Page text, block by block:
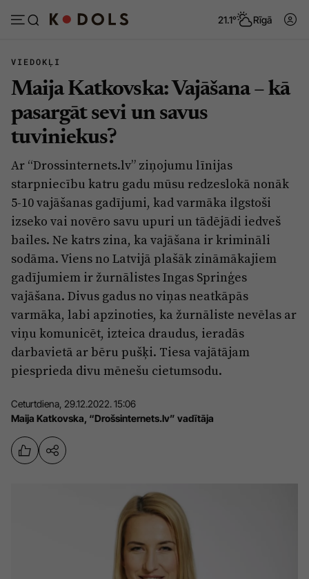
21.1° Rīgā
Abonēt Pieslēgties
Ziņas
Politika
Pašvaldības
Izglītība
Veselība
Ģimene
Vide
Sports
Drošība
Viedokļi
Dzīve un ticība
Ekonomika
Krimināli
Izklaide
Sarunas
Pasākumi
Pierīga
Ādaži
Ķekava
Iedvesmai nav vecuma
Vide
Kodols
VIEDOKĻI
Maija Katkovska: Vajāšana – kā
pasargāt sevi un savus
tuviniekus?
Ar “Drossinternets.lv” ziņojumu līnijas
starpniecību katru gadu mūsu redzeslokā nonāk
5-10 vajāšanas gadījumi, kad varmāka ilgstoši
izseko vai novēro savu upuri un tādējādi iedveš
bailes. Ne katrs zina, ka vajāšana ir krimināli
sodāma. Viens no Latvijā plašāk zināmākajiem
gadījumiem ir žurnālistes Ingas Sprinģes
vajāšana. Divus gadus no viņas neatkāpās
varmāka, labi apzinoties, ka žurnāliste nevēlas ar
viņu komunicēt, izteica draudus, ieradās
darbavietā ar bēru pušķi. Tiesa vajātājam
piesprieda divu mēnešu cietumsodu.
Ceturtdiena, 29.12.2022. 15:06
Maija Katkovska, “Drošsinternets.lv” vadītāja